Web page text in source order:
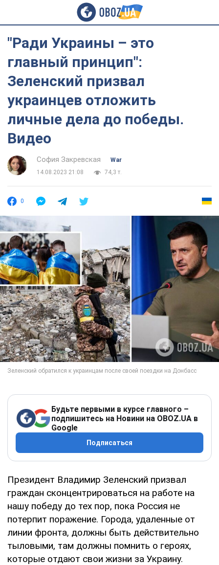
"Ради Украины – это
главный принцип":
Зеленский призвал
украинцев отложить
личные дела до победы.
Видео
София Закревская
War
14.08.2023 21:08
74,3 т.
0
Будьте первыми в курсе главного –
подпишитесь на Новини на OBOZ.UA в
Google
Подписаться
Президент Владимир Зеленский призвал
граждан сконцентрироваться на работе на
нашу победу до тех пор, пока Россия не
потерпит поражение. Города, удаленные от
линии фронта, должны быть действительно
тыловыми, там должны помнить о героях,
которые отдают свои жизни за Украину.